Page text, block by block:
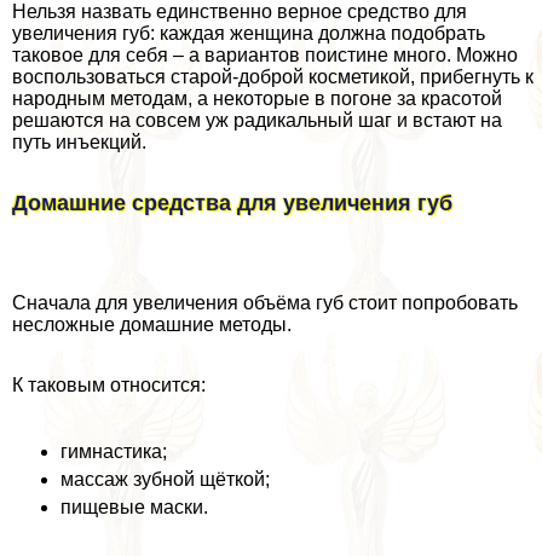
Нельзя назвать единственно верное средство для
увеличения губ: каждая женщина должна подобрать
таковое для себя – а вариантов поистине много. Можно
воспользоваться старой-доброй косметикой, прибегнуть к
народным методам, а некоторые в погоне за красотой
решаются на совсем уж радикальный шаг и встают на
путь инъекций.
Домашние средства для увеличения губ
Сначала для увеличения объёма губ стоит попробовать
несложные домашние методы.
К таковым относится:
гимнастика;
массаж зубной щёткой;
пищевые маски.